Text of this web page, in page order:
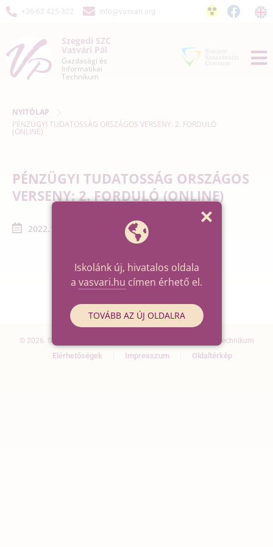
+36-62 425-322 info@vasvari.org
Szegedi SZC
Vasvári Pál
Gazdasági és
Informatikai
Technikum
NYITÓLAP
PÉNZÜGYI TUDATOSSÁG ORSZÁGOS VERSENY: 2. FORDULÓ
(ONLINE)
PÉNZÜGYI TUDATOSSÁG ORSZÁGOS
VERSENY: 2. FORDULÓ (ONLINE)
2022.11.08. - 2022.11.22.
© 2026. Szegedi SZC Vasvári Pál Gazdasági és Informatikai Technikum
Elérhetőségek Impresszum Oldaltérkép
Iskolánk új, hivatalos oldala
a vasvari.hu címen érhető el.
TOVÁBB AZ ÚJ OLDALRA